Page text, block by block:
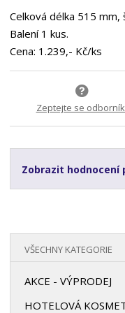
Celková délka 515
Balení 1 kus.
Cena: 1.239,- Kč/ks
Zeptejte se
Zobrazit hodnocení
VŠECHNY KATEGORIE
AKCE - VÝPRODEJ
HOTELOVÁ